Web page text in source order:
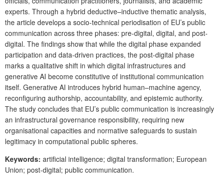
experts. Through a hybrid deductive–inductive thematic analysis,
the article develops a socio-technical periodisation of EU’s public
communication across three phases: pre-digital, digital, and post-
digital. The findings show that while the digital phase expanded
participation and data-driven practices, the post-digital phase
marks a qualitative shift in which digital infrastructures and
generative AI become constitutive of institutional communication
itself. Generative AI introduces hybrid human–machine agency,
reconfiguring authorship, accountability, and epistemic authority.
The study concludes that EU’s public communication is increasingly
an infrastructural governance responsibility, requiring new
organisational capacities and normative safeguards to sustain
legitimacy in computational public spheres.
Keywords: artificial intelligence; digital transformation; European
Union; post-digital; public communication.